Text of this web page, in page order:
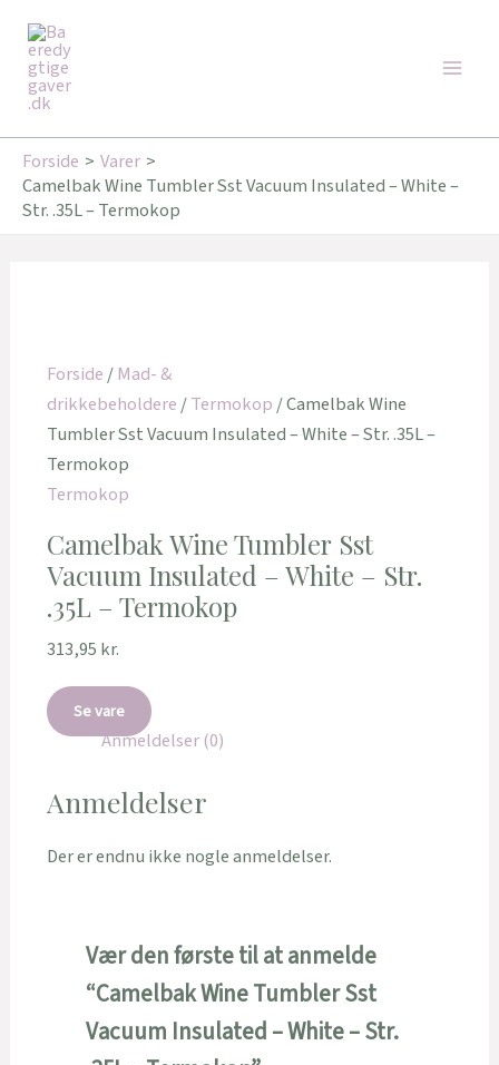
indholdet
Forside
Varer
Camelbak Wine Tumbler Sst Vacuum Insulated – White –
Str. .35L – Termokop
Forside/Mad- &
drikkebeholdere/Termokop/ Camelbak Wine
Tumbler Sst Vacuum Insulated – White – Str. .35L –
Termokop
Termokop
Camelbak Wine Tumbler Sst
Vacuum Insulated – White – Str.
.35L – Termokop
313,95 kr.
Se vare
Anmeldelser (0)
Anmeldelser
Der er endnu ikke nogle anmeldelser.
Vær den første til at anmelde
“Camelbak Wine Tumbler Sst
Vacuum Insulated – White – Str.
Tilbud!
Tilbud!
349,95 kr..279,96 kr..